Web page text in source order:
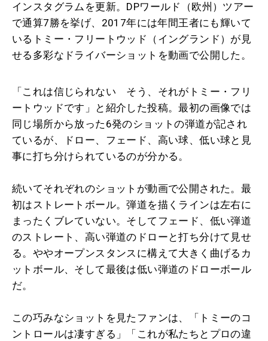
インスタグラムを更新。DPワールド（欧州）ツアー
で通算7勝を挙げ、2017年には年間王者にも輝いて
いるトミー・フリートウッド（イングランド）が見
せる多彩なドライバーショットを動画で公開した。
「これは信じられない そう、それがトミー・フリ
ートウッドです」と紹介した投稿。最初の画像では
同じ場所から放った6発のショットの弾道が記され
ているが、ドロー、フェード、高い球、低い球と見
事に打ち分けられているのが分かる。
続いてそれぞれのショットが動画で公開された。最
初はストレートボール。弾道を描くラインは左右に
まったくブレていない。そしてフェード、低い弾道
のストレート、高い弾道のドローと打ち分けて見せ
る。ややオープンスタンスに構えて大きく曲げるカ
ットボール、そして最後は低い弾道のドローボール
だ。
この巧みなショットを見たファンは、「トミーのコ
ントロールは凄すぎる」「これが私たちとプロの違